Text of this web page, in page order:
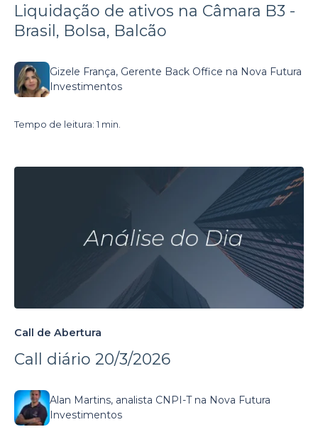
Liquidação de ativos na Câmara B3 -
Brasil, Bolsa, Balcão
Gizele França, Gerente Back Office na Nova Futura
Investimentos
Tempo de leitura: 1 min.
Call de Abertura
Call diário 20/3/2026
Alan Martins, analista CNPI-T na Nova Futura
Investimentos